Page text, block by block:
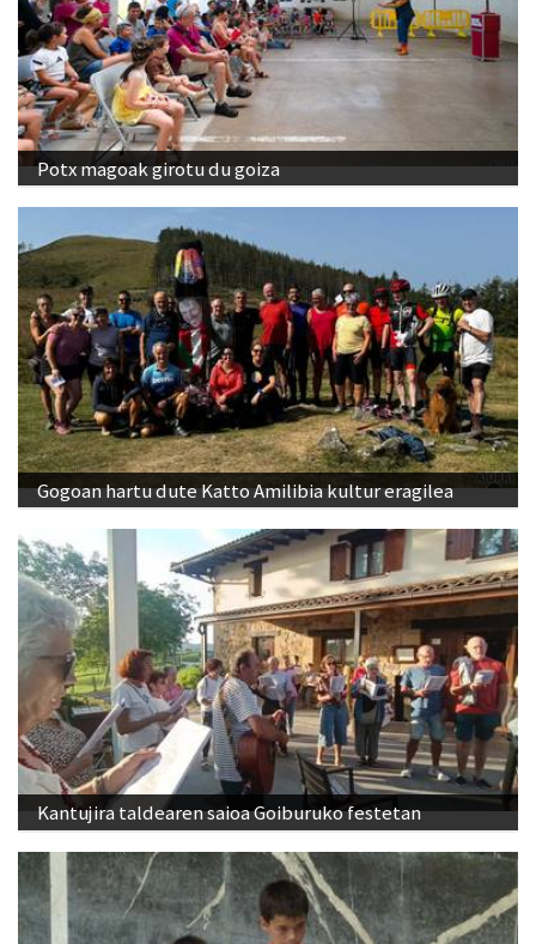
Potx magoak girotu du goiza
Gogoan hartu dute Katto Amilibia kultur eragilea
Kantujira taldearen saioa Goiburuko festetan